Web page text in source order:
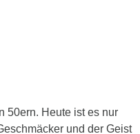
50ern. Heute ist es nur
und der Geist